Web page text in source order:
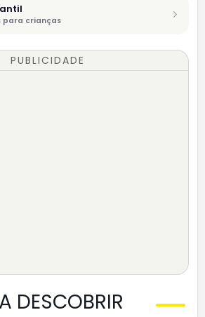
para crianças
PUBLICIDADE
DESCOBRIR